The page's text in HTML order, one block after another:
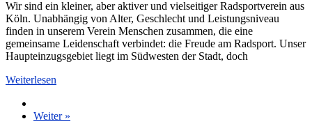
Wir sind ein kleiner, aber aktiver und vielseitiger Radsportverein aus
Köln. Unabhängig von Alter, Geschlecht und Leistungsniveau
finden in unserem Verein Menschen zusammen, die eine
gemeinsame Leidenschaft verbindet: die Freude am Radsport. Unser
Haupteinzugsgebiet liegt im Südwesten der Stadt, doch
Weiterlesen
Weiter »